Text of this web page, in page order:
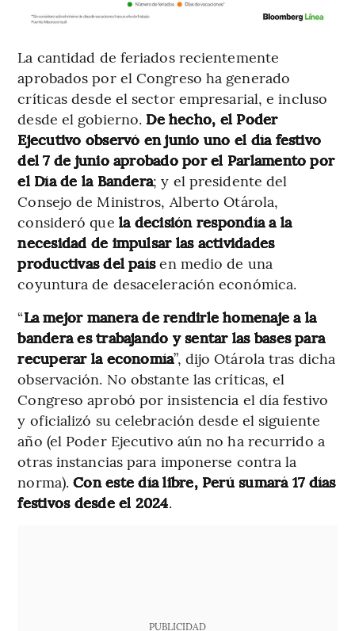
La cantidad de feriados recientemente
aprobados por el Congreso ha generado
críticas desde el sector empresarial, e incluso
desde el gobierno. De hecho, el Poder
Ejecutivo observó en junio uno el día festivo
del 7 de junio aprobado por el Parlamento por
el Día de la Bandera; y el presidente del
Consejo de Ministros, Alberto Otárola,
consideró que la decisión respondía a la
necesidad de impulsar las actividades
productivas del paísen medio de una
coyuntura de desaceleración económica.
“La mejor manera de rendirle homenaje a la
bandera es trabajando y sentar las bases para
recuperar la economía”, dijo Otárola tras dicha
observación. No obstante las críticas, el
Congreso aprobó por insistencia el día festivo
y oficializó su celebración desde el siguiente
año (el Poder Ejecutivo aún no ha recurrido a
otras instancias para imponerse contra la
norma).Con este día libre, Perú sumará 17 días
festivos desde el 2024.
PUBLICIDAD